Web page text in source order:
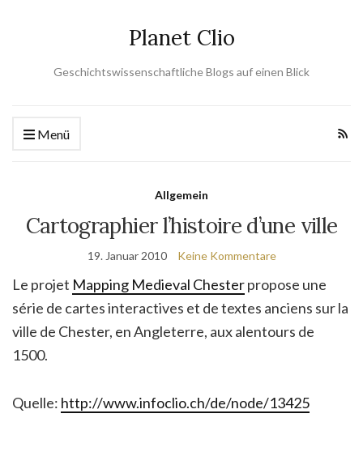
Planet Clio
Geschichtswissenschaftliche Blogs auf einen Blick
Menü
Allgemein
Cartographier l’histoire d’une ville
19. Januar 2010 Keine Kommentare
Le projet Mapping Medieval Chesterpropose une
série de cartes interactives et de textes anciens sur la
ville de Chester, en Angleterre, aux alentours de
1500.
Quelle: http://www.infoclio.ch/de/node/13425